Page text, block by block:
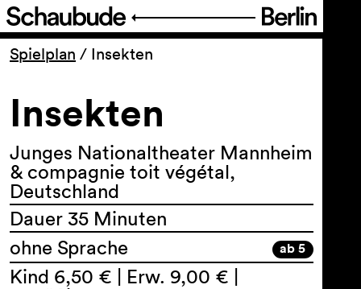
Programm
Ticket
Barrierefreiheit
Über uns
Spielplan / Insekten
Insekten
Junges Nationaltheater Mannheim
& compagnie toit végétal,
Deutschland
Dauer 35 Minuten
ohne Sprache
ab 5
Kind 6,50 € | Erw. 9,00 € |